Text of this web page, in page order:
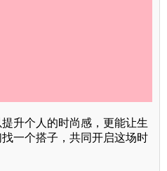
升个人的时尚感，更能让生
一个搭子，共同开启这场时